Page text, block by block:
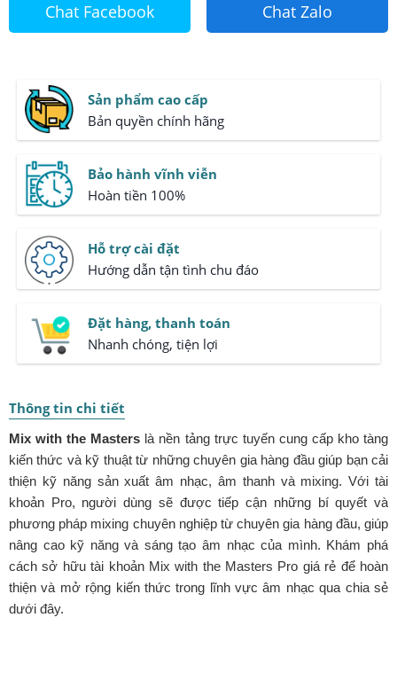
Chat Facebook Chat Zalo
Sản phẩm cao cấp
Bản quyền chính hãng
Bảo hành vĩnh viễn
Hoàn tiền 100%
Hỗ trợ cài đặt
Hướng dẫn tận tình chu đáo
Đặt hàng, thanh toán
Nhanh chóng, tiện lợi
Thông tin chi tiết
Mix with the Masters là nền tảng trực tuyến cung cấp kho tàng
kiến thức và kỹ thuật từ những chuyên gia hàng đầu giúp bạn cải
thiện kỹ năng sản xuất âm nhạc, âm thanh và mixing. Với tài
khoản Pro, người dùng sẽ được tiếp cận những bí quyết và
phương pháp mixing chuyên nghiệp từ chuyên gia hàng đầu, giúp
nâng cao kỹ năng và sáng tạo âm nhạc của mình. Khám phá
cách sở hữu tài khoản Mix with the Masters Pro giá rẻ để hoàn
thiện và mở rộng kiến thức trong lĩnh vực âm nhạc qua chia sẻ
dưới đây.